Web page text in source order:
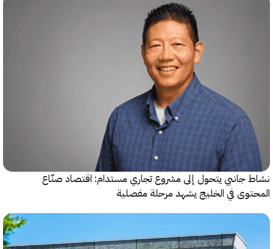
جانبي يتحول إلى مشروع تجاري مستدام: اقتصاد صنّاع
في الخليج يشهد مرحلة مفصلية